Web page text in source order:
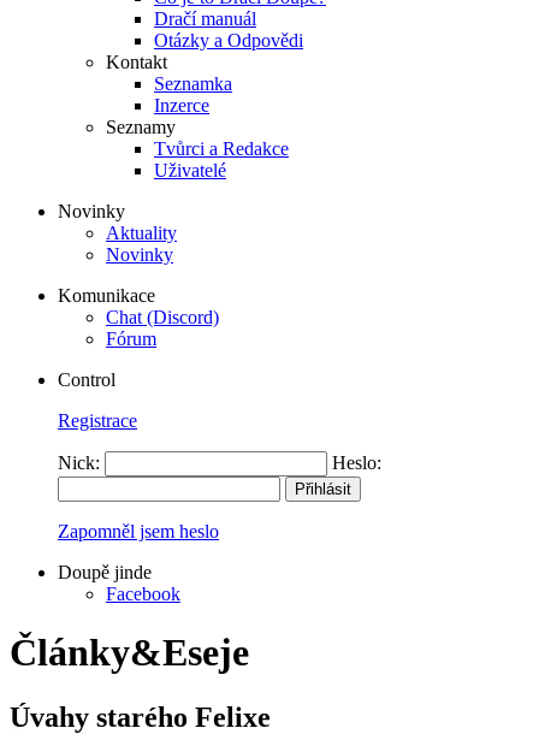
Dračí manuál
Otázky a Odpovědi
Kontakt
Seznamka
Inzerce
Seznamy
Tvůrci a Redakce
Uživatelé
Novinky
Aktuality
Novinky
Komunikace
Chat (Discord)
Fórum
Control
Registrace
Nick: Heslo:
Zapomněl jsem heslo
Doupě jinde
Facebook
Články&Eseje
Úvahy starého Felixe